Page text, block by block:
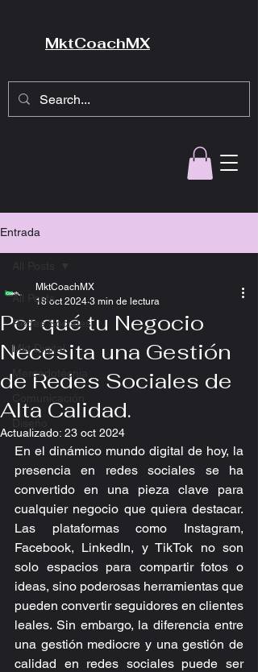
MktCoachMX
Entrada
All Posts
Redes Sociales
Mkt Digital
Mercadotécnia
Por qué tu Negocio
Necesita una Gestión
de Redes Sociales de
Alta Calidad.
MktCoachMX
18 oct 2024 3 min de lectura
Actualizado: 23 oct 2024
En el dinámico mundo digital de hoy, la
presencia en redes sociales se ha
convertido en una pieza clave para
cualquier negocio que quiera destacar.
Las plataformas como Instagram,
Facebook, LinkedIn, y TikTok no son
solo espacios para compartir fotos o
ideas, sino poderosas herramientas que
pueden convertir seguidores en clientes
leales. Sin embargo, la diferencia entre
una gestión mediocre y una gestión de
calidad en redes sociales puede ser